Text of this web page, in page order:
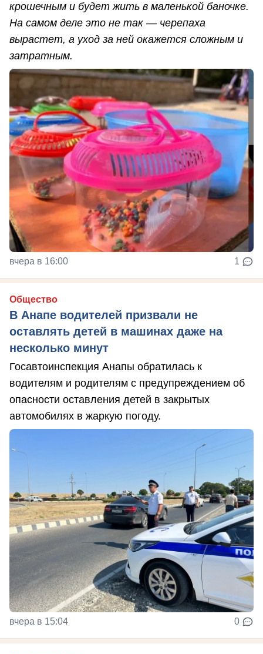
крошечным и будет жить в маленькой баночке.
На самом деле это не так — черепаха
вырастет, а уход за ней окажется сложным и
затратным.
вчера в 16:00 1
Общество
В Анапе водителей призвали не
оставлять детей в машинах даже на
несколько минут
Госавтоинспекция Анапы обратилась к
водителям и родителям с предупреждением об
опасности оставления детей в закрытых
автомобилях в жаркую погоду.
вчера в 15:04 0